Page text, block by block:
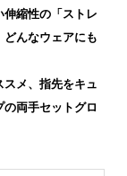
縮性の「ストレ
んなウェアにも
メ、指先をキュ
両手セットグロ